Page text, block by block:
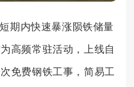
期内快速暴涨陨铁储量
高频常驻活动，上线自
免费钢铁工事，简易工